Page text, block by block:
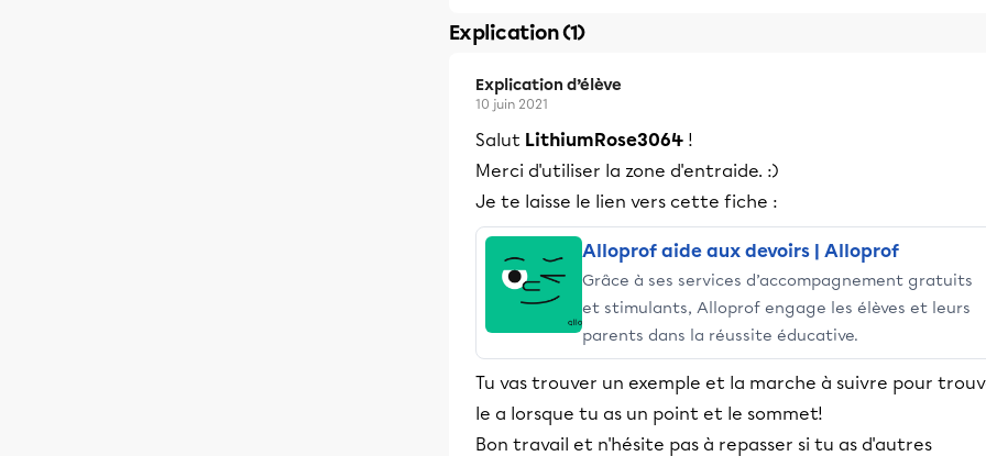
Explication (1)
Explication d’élève
10 juin 2021
Salut LithiumRose3064 !
Merci d'utiliser la zone d'entraide. :)
Je te laisse le lien vers cette fiche :
Alloprof aide aux devoirs | Alloprof
Grâce à ses services d’accompagnement gratuits
et stimulants, Alloprof engage les élèves et leurs
parents dans la réussite éducative.
Tu vas trouver un exemple et la marche à suivre pour
le a lorsque tu as un point et le sommet!
Bon travail et n'hésite pas à repasser si tu as d'autres